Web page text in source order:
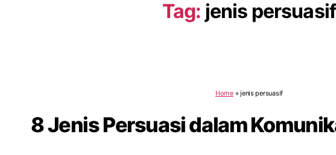
Tag: jenis persuasif
Home»jenis persuasif
8 Jenis Persuasi dalam